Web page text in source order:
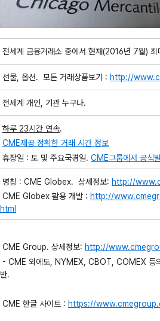
전세계 금융거래소 중에서 현재(2016년 7월)
선물, 옵션. 모든 거래상품보기 : http://
전세계 개인, 기관 누구나.
하루 23시간 연속.
CME제공 정확한 거래 시간 정보
휴장일 : 토 및 주요국경일. CME그룹에서 공식
명칭 : CME Globex. 상세정보: http://
CME Globex 활용 개발 : http://
html
CME Group. 상세정보: http://
- CME 외에도, NYMEX, CBOT, COMEX 등
반.
CME 한글 사이트 : https://